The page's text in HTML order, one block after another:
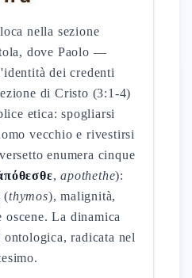
nella sezione
dove Paolo —
dei credenti
di Cristo (3:1-4)
etica: spogliarsi
vecchio e rivestirsi
enumera cinque
,apothethe):
(thymos), malignità,
oscene. La dinamica
radicata nel